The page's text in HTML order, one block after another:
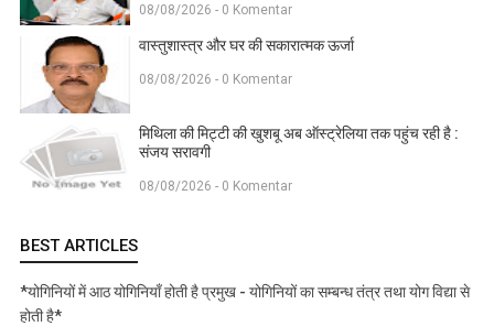
08/08/2026 - 0 Komentar
वास्तुशास्त्र और घर की सकारात्मक ऊर्जा
08/08/2026 - 0 Komentar
मिथिला की मिट्टी की खुशबू अब ऑस्ट्रेलिया तक पहुंच रही है :
संजय सरावगी
08/08/2026 - 0 Komentar
BEST ARTICLES
*योगिनियों में आठ योगिनियाँ होती है प्रमुख - योगिनियों का सम्बन्ध तंत्र तथा योग विद्या से
होती है*